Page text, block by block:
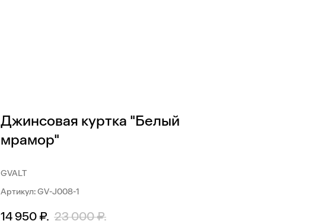
Джинсовая куртка "Белый
мрамор"
GVALT
Артикул:GV-J008-1
14 950₽. 23 000₽.